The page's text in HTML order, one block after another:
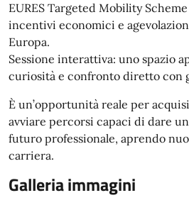
EURES Targeted Mobility Scheme
incentivi economici e
Europa.
Sessione interattiva: uno spazio
curiosità e confronto diretto con
È un’opportunità reale per
avviare percorsi capaci di dare
futuro professionale, aprendo
carriera.
Galleria immagini